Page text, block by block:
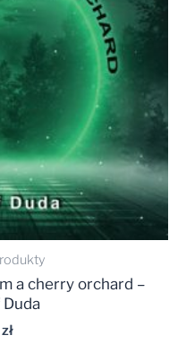
a cherry orchard –
zł